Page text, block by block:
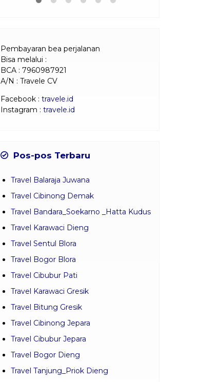
Pembayaran bea perjalanan
Bisa melalui :
BCA : 7960987921
A/N : Travele CV
Facebook : travele.id
Instagram : travele.id
Pos-pos Terbaru
Travel Balaraja Juwana
Travel Cibinong Demak
Travel Bandara_Soekarno _Hatta Kudus
Travel Karawaci Dieng
Travel Sentul Blora
Travel Bogor Blora
Travel Cibubur Pati
Travel Karawaci Gresik
Travel Bitung Gresik
Travel Cibinong Jepara
Travel Cibubur Jepara
Travel Bogor Dieng
Travel Tanjung_Priok Dieng